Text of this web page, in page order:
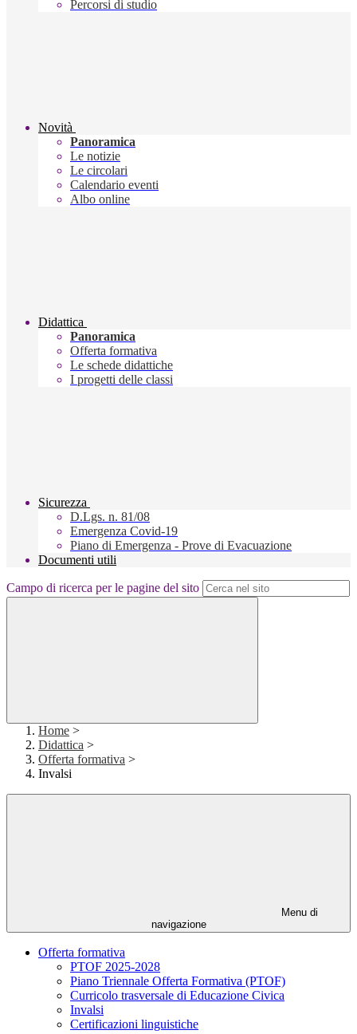
Percorsi di studio
Novità
Panoramica
Le notizie
Le circolari
Calendario eventi
Albo online
Didattica
Panoramica
Offerta formativa
Le schede didattiche
I progetti delle classi
Sicurezza
D.Lgs. n. 81/08
Emergenza Covid-19
Piano di Emergenza - Prove di Evacuazione
Documenti utili
Campo di ricerca per le pagine del sito
Home >
Didattica >
Offerta formativa >
Invalsi
Menu di
navigazione
Offerta formativa
PTOF 2025-2028
Piano Triennale Offerta Formativa (PTOF)
Curricolo trasversale di Educazione Civica
Invalsi
Certificazioni linguistiche